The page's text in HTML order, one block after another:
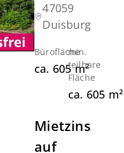
47059
Duisburg
Bürofläche
ca. 605 m²
min.
teilbare
Fläche
ca. 605 m²
Mietzins
auf